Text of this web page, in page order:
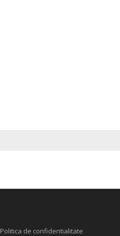
Politica de confidentialitate